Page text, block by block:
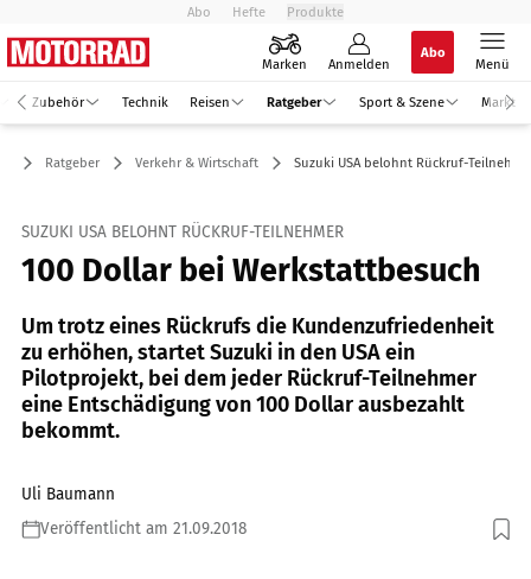
Abo Hefte Produkte
Marken Anmelden
Abo
Menü
Zubehör Technik Reisen Ratgeber Sport & Szene Markt
Ratgeber Verkehr & Wirtschaft Suzuki USA belohnt Rückruf-
SUZUKI USA BELOHNT RÜCKRUF-TEILNEHMER
100 Dollar bei Werkstattbesuch
Um trotz eines Rückrufs die Kundenzufriedenheit
zu erhöhen, startet Suzuki in den USA ein
Pilotprojekt, bei dem jeder Rückruf-Teilnehmer
eine Entschädigung von 100 Dollar ausbezahlt
bekommt.
Uli Baumann
Veröffentlicht am 21.09.2018
Foto: Hersteller